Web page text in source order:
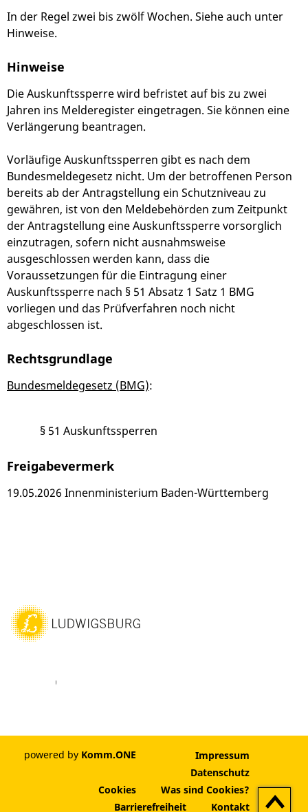
In der Regel zwei bis zwölf Wochen. Siehe auch unter
Hinweise.
Hinweise
Die Auskunftssperre wird befristet auf bis zu zwei
Jahren ins Melderegister eingetragen. Sie können eine
Verlängerung beantragen.
Vorläufige Auskunftssperren gibt es nach dem
Bundesmeldegesetz nicht. Um der betroffenen Person
bereits ab der Antragstellung ein Schutzniveau zu
gewähren, ist von den Meldebehörden zum Zeitpunkt
der Antragstellung eine Auskunftssperre vorsorglich
einzutragen, sofern nicht ausnahmsweise
ausgeschlossen werden kann, dass die
Voraussetzungen für die Eintragung einer
Auskunftssperre nach § 51 Absatz 1 Satz 1 BMG
vorliegen und das Prüfverfahren noch nicht
abgeschlossen ist.
Rechtsgrundlage
Bundesmeldegesetz (BMG):
§ 51 Auskunftssperren
Freigabevermerk
19.05.2026 Innenministerium Baden-Württemberg
Youtube
powered by Komm.ONE
Impressum
Datenschutz
Cookies
Was sind Cookies?
Barrierefreiheit
Kontakt
Zum